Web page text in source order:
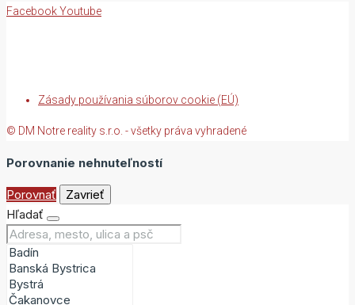
FacebookYoutube
Zásady používania súborov cookie (EÚ)
© DM Notre reality s.r.o. - všetky práva vyhradené
Porovnanie nehnuteľností
Porovnať
Zavrieť
Hľadať